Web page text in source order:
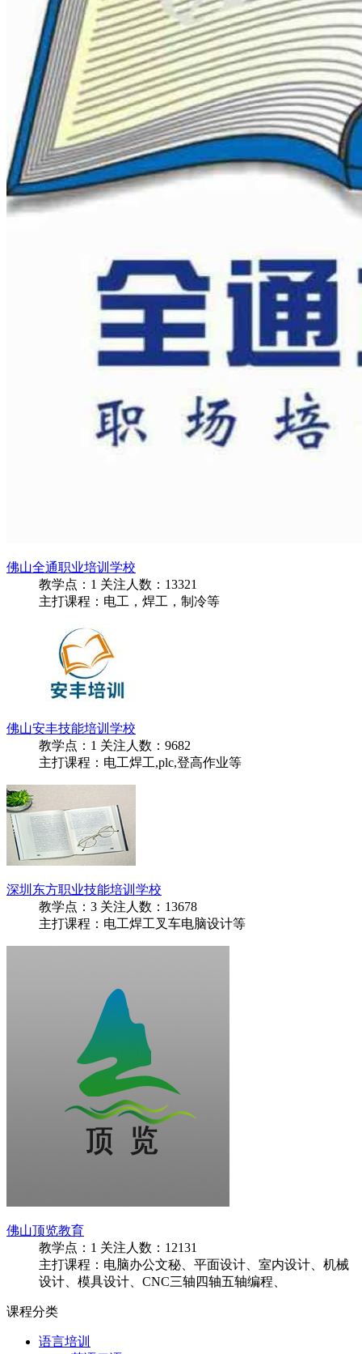
佛山全通职业培训学校
教学点： 1 关注人数： 13321
主打课程：电工，焊工，制冷等
佛山安丰技能培训学校
教学点： 1 关注人数： 9682
主打课程：电工焊工,plc,登高作业等
深圳东方职业技能培训学校
教学点： 3 关注人数： 13678
主打课程：电工焊工叉车电脑设计等
佛山顶览教育
教学点： 1 关注人数： 12131
主打课程：电脑办公文秘、平面设计、室内设计、机械
设计、模具设计、CNC三轴四轴五轴编程、
课程分类
语言培训